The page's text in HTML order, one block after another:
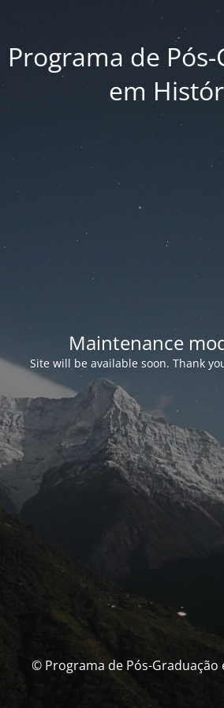
Programa de
em
Maintenance
Site will be available soon. Thank
© Programa de Pós-Graduação